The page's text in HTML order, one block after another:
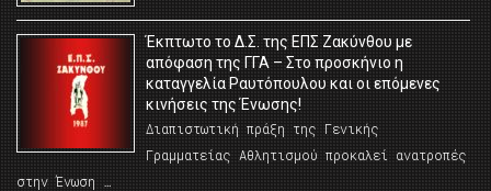
Έκπτωτο το Δ.Σ. της ΕΠΣ Ζακύνθου με
απόφαση της ΓΓΑ – Στο προσκήνιο η
καταγγελία Ραυτόπουλου και οι επόμενες
κινήσεις της Ένωσης!
Διαπιστωτική πράξη της Γενικής
Γραμματείας Αθλητισμού προκαλεί ανατροπές
στην Ένωση …